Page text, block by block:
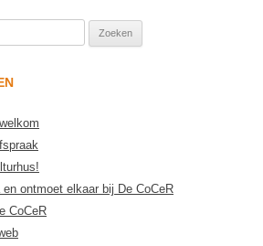
ontmoet elkaar bij De CoCeR
CoCeR